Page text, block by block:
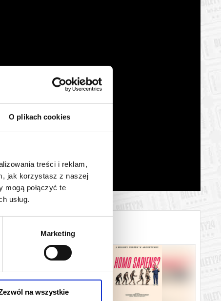
O plikach cookies
treści i reklam,
jak korzystasz z naszej
mogą połączyć te
usług.
Marketing
na wszystkie